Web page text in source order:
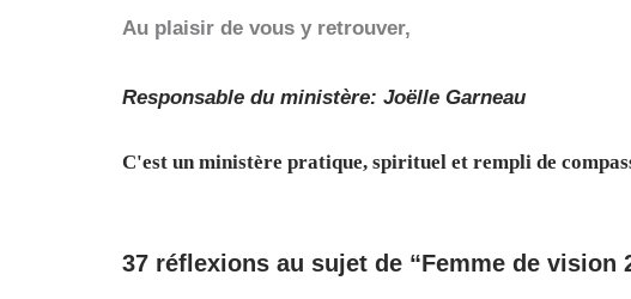
Au plaisir de vous y retrouver,
Responsable du ministère: Joëlle Garneau
C'est un ministère pratique, spirituel et rempli de
37 réflexions au sujet de “Femme de vision